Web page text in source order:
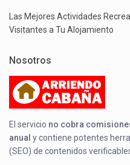
Las Mejores Actividades
Visitantes a Tu Alojamiento
Nosotros
El servicio no cobra
anual y contiene potentes
(SEO) de contenidos